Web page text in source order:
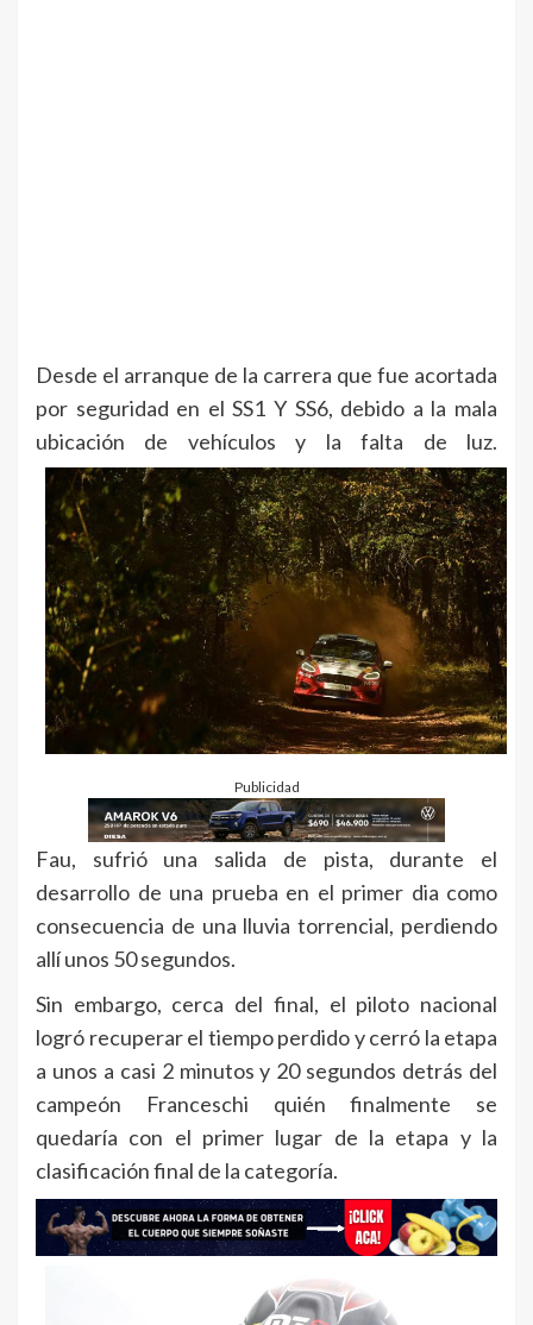
Desde el arranque de la carrera que fue acortada
por seguridad en el SS1 Y SS6, debido a la mala
ubicación de vehículos y la falta de luz.
Publicidad
Fau, sufrió una salida de pista, durante el
desarrollo de una prueba en el primer dia como
consecuencia de una lluvia torrencial, perdiendo
allí unos 50 segundos.
Sin embargo, cerca del final, el piloto nacional
logró recuperar el tiempo perdido y cerró la etapa
a unos a casi 2 minutos y 20 segundos detrás del
campeón Franceschi quién finalmente se
quedaría con el primer lugar de la etapa y la
clasificación final de la categoría.